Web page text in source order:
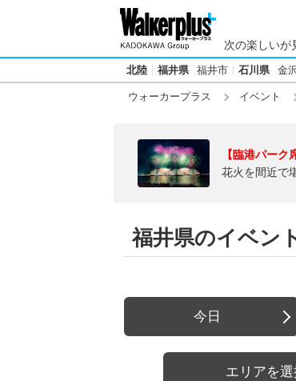
次の楽しいが
北陸 福井県 福井市 石川県 金
ウォーカープラス イベント
【臨港パーク
花火を間近で
福井県のイベン
今日
エリアを選